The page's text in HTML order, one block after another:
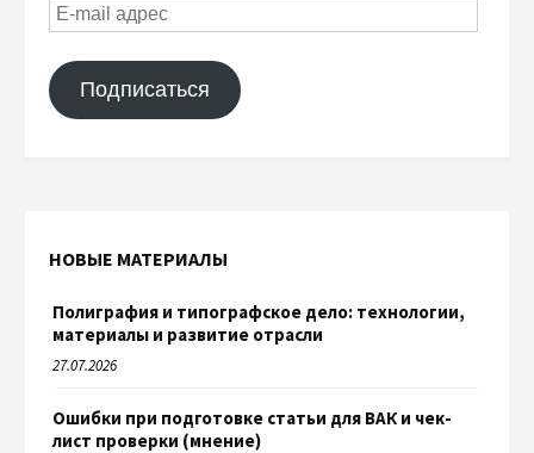
Подписаться
НОВЫЕ МАТЕРИАЛЫ
Полиграфия и типографское дело: технологии,
материалы и развитие отрасли
27.07.2026
Ошибки при подготовке статьи для ВАК и чек-
лист проверки (мнение)